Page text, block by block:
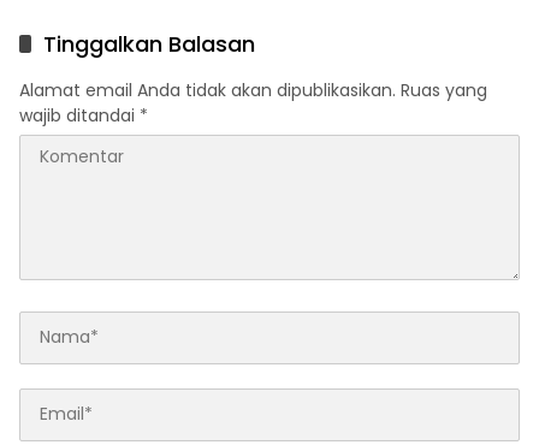
Pendidikan
Tinggalkan Balasan
Alamat email Anda tidak akan dipublikasikan. Ruas yang
wajib ditandai *